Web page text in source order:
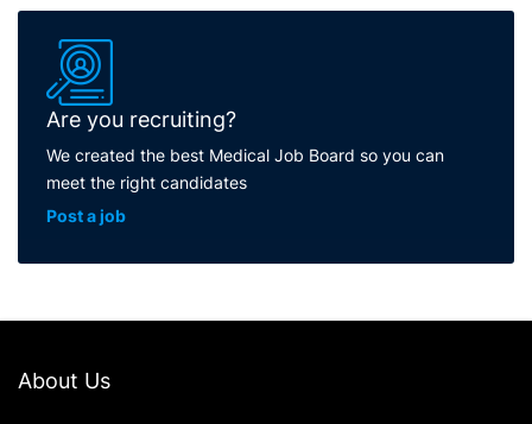
Are you recruiting?
We created the best Medical Job Board so you can
meet the right candidates
Post a job
About Us